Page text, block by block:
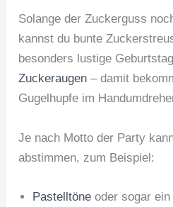
Solange der Zuckerguss
kannst du bunte
besonders lustige
Zuckeraugen – damit
Gugelhupfe im
Je nach Motto der Party
abstimmen, zum Beispiel:
Pastelltöne oder sogar ein